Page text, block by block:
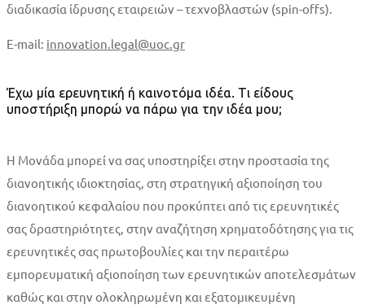
διαδικασία ίδρυσης εταιρειών – τεχνοβλαστών (spin-offs).
E-mail: innovation.legal@uoc.gr
Έχω μία ερευνητική ή καινοτόμα ιδέα. Τι είδους
υποστήριξη μπορώ να πάρω για την ιδέα μου;
Η Μονάδα μπορεί να σας υποστηρίξει στην προστασία της
διανοητικής ιδιοκτησίας, στη στρατηγική αξιοποίηση του
διανοητικού κεφαλαίου που προκύπτει από τις ερευνητικές
σας δραστηριότητες, στην αναζήτηση χρηματοδότησης για τις
ερευνητικές σας πρωτοβουλίες και την περαιτέρω
εμπορευματική αξιοποίηση των ερευνητικών αποτελεσμάτων
καθώς και στην ολοκληρωμένη και εξατομικευμένη